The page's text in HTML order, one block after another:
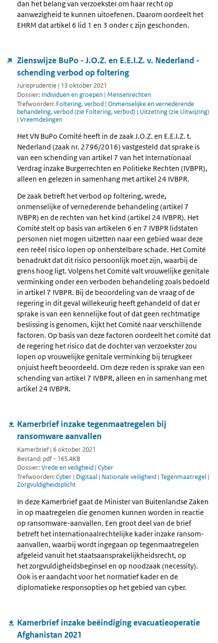
dan het belang van verzoekster om haar recht op
aanwezigheid te kunnen uitoefenen. Daarom oordeelt het
EHRM dat artikel 6 lid 1 en 3 onder c zijn geschonden.
Zienswijze BuPo - J.O.Z. en E.E.I.Z. v. Nederland -
schending verbod op foltering
Jurisprudentie | 13 oktober 2021
Dossier: Individuen en groepen | Mensenrechten
Trefwoorden: Foltering, verbod | Onmenselijke en vernederende
behandeling, verbod (zie Foltering, verbod) | Uitzetting (zie Uitwijzing)
| Vreemdelingen
Het VN BuPo Comité heeft in de zaak J.O.Z. en E.E.I.Z. t.
Nederland (zaak nr. 2796/2016) vastgesteld dat sprake is
van een schending van artikel 7 van het Internationaal
Verdrag inzake Burgerrechten en Politieke Rechten (IVBPR),
alleen en gelezen in samenhang met artikel 24 IVBPR.
De zaak betreft het verbod op foltering, wrede,
onmenselijke of vernederende behandeling (artikel 7
IVBPR) en de rechten van het kind (artikel 24 IVBPR). Het
Comité stelt op basis van artikelen 6 en 7 IVBPR lidstaten
personen niet mogen uitzetten naar een gebied waar deze
een reëel risico lopen op onherstelbare schade. Het Comité
benadrukt dat dit risico persoonlijk moet zijn, waarbij de
grens hoog ligt. Volgens het Comité valt vrouwelijke genitale
verminking onder een verboden behandeling zoals bedoeld
in artikel 7 IVBPR. Bij de beoordeling van de vraag of de
regering in dit geval willekeurig heeft gehandeld of dat er
sprake is van een kennelijke fout of dat geen rechtmatige
beslissing is genomen, kijkt het Comité naar verschillende
factoren. Op basis van deze factoren oordeelt het comité dat
de regering het risico dat de dochter van verzoekster zou
lopen op vrouwelijke genitale verminking bij terugkeer
onjuist heeft beoordeeld. Om deze reden is sprake van een
schending van artikel 7 IVBPR, alleen en in samenhang met
artikel 24 IVBPR.
Kamerbrief inzake tegenmaatregelen bij
ransomware aanvallen
Kamerbrief | 6 oktober 2021
Bestand: pdf - 165.4KB
Dossier:Vrede en veiligheid | Cyber
Trefwoorden:Cyber | Digitaal | Nationale veiligheid | Tegenmaatregel |
Zorgvuldigheidsplicht
In deze Kamerbrief gaat de Minister van Buitenlandse Zaken
in op maatregelen die genomen kunnen worden in reactie
op ransomware-aanvallen. Een groot deel van de brief
betreft het internationaalrechtelijke kader inzake ransom-
aanvallen, waarbij wordt ingegaan op tegenmaatregelen
afgeleid vanuit het staatsaansprakelijkheidsrecht, op
het zorgvuldigheidsbeginsel en op noodzaak (necessity).
Ook is er aandacht voor het normatief kader en de
diplomatieke responsopties op het gebied van cyber.
Kamerbrief inzake beëindiging evacuatieoperatie
Afghanistan 2021